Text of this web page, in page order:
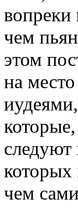
вопреки
чем
этом
на
чем